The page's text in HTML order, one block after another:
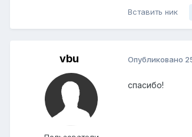
Вставить ник
vbu Опубликовано
спасибо!